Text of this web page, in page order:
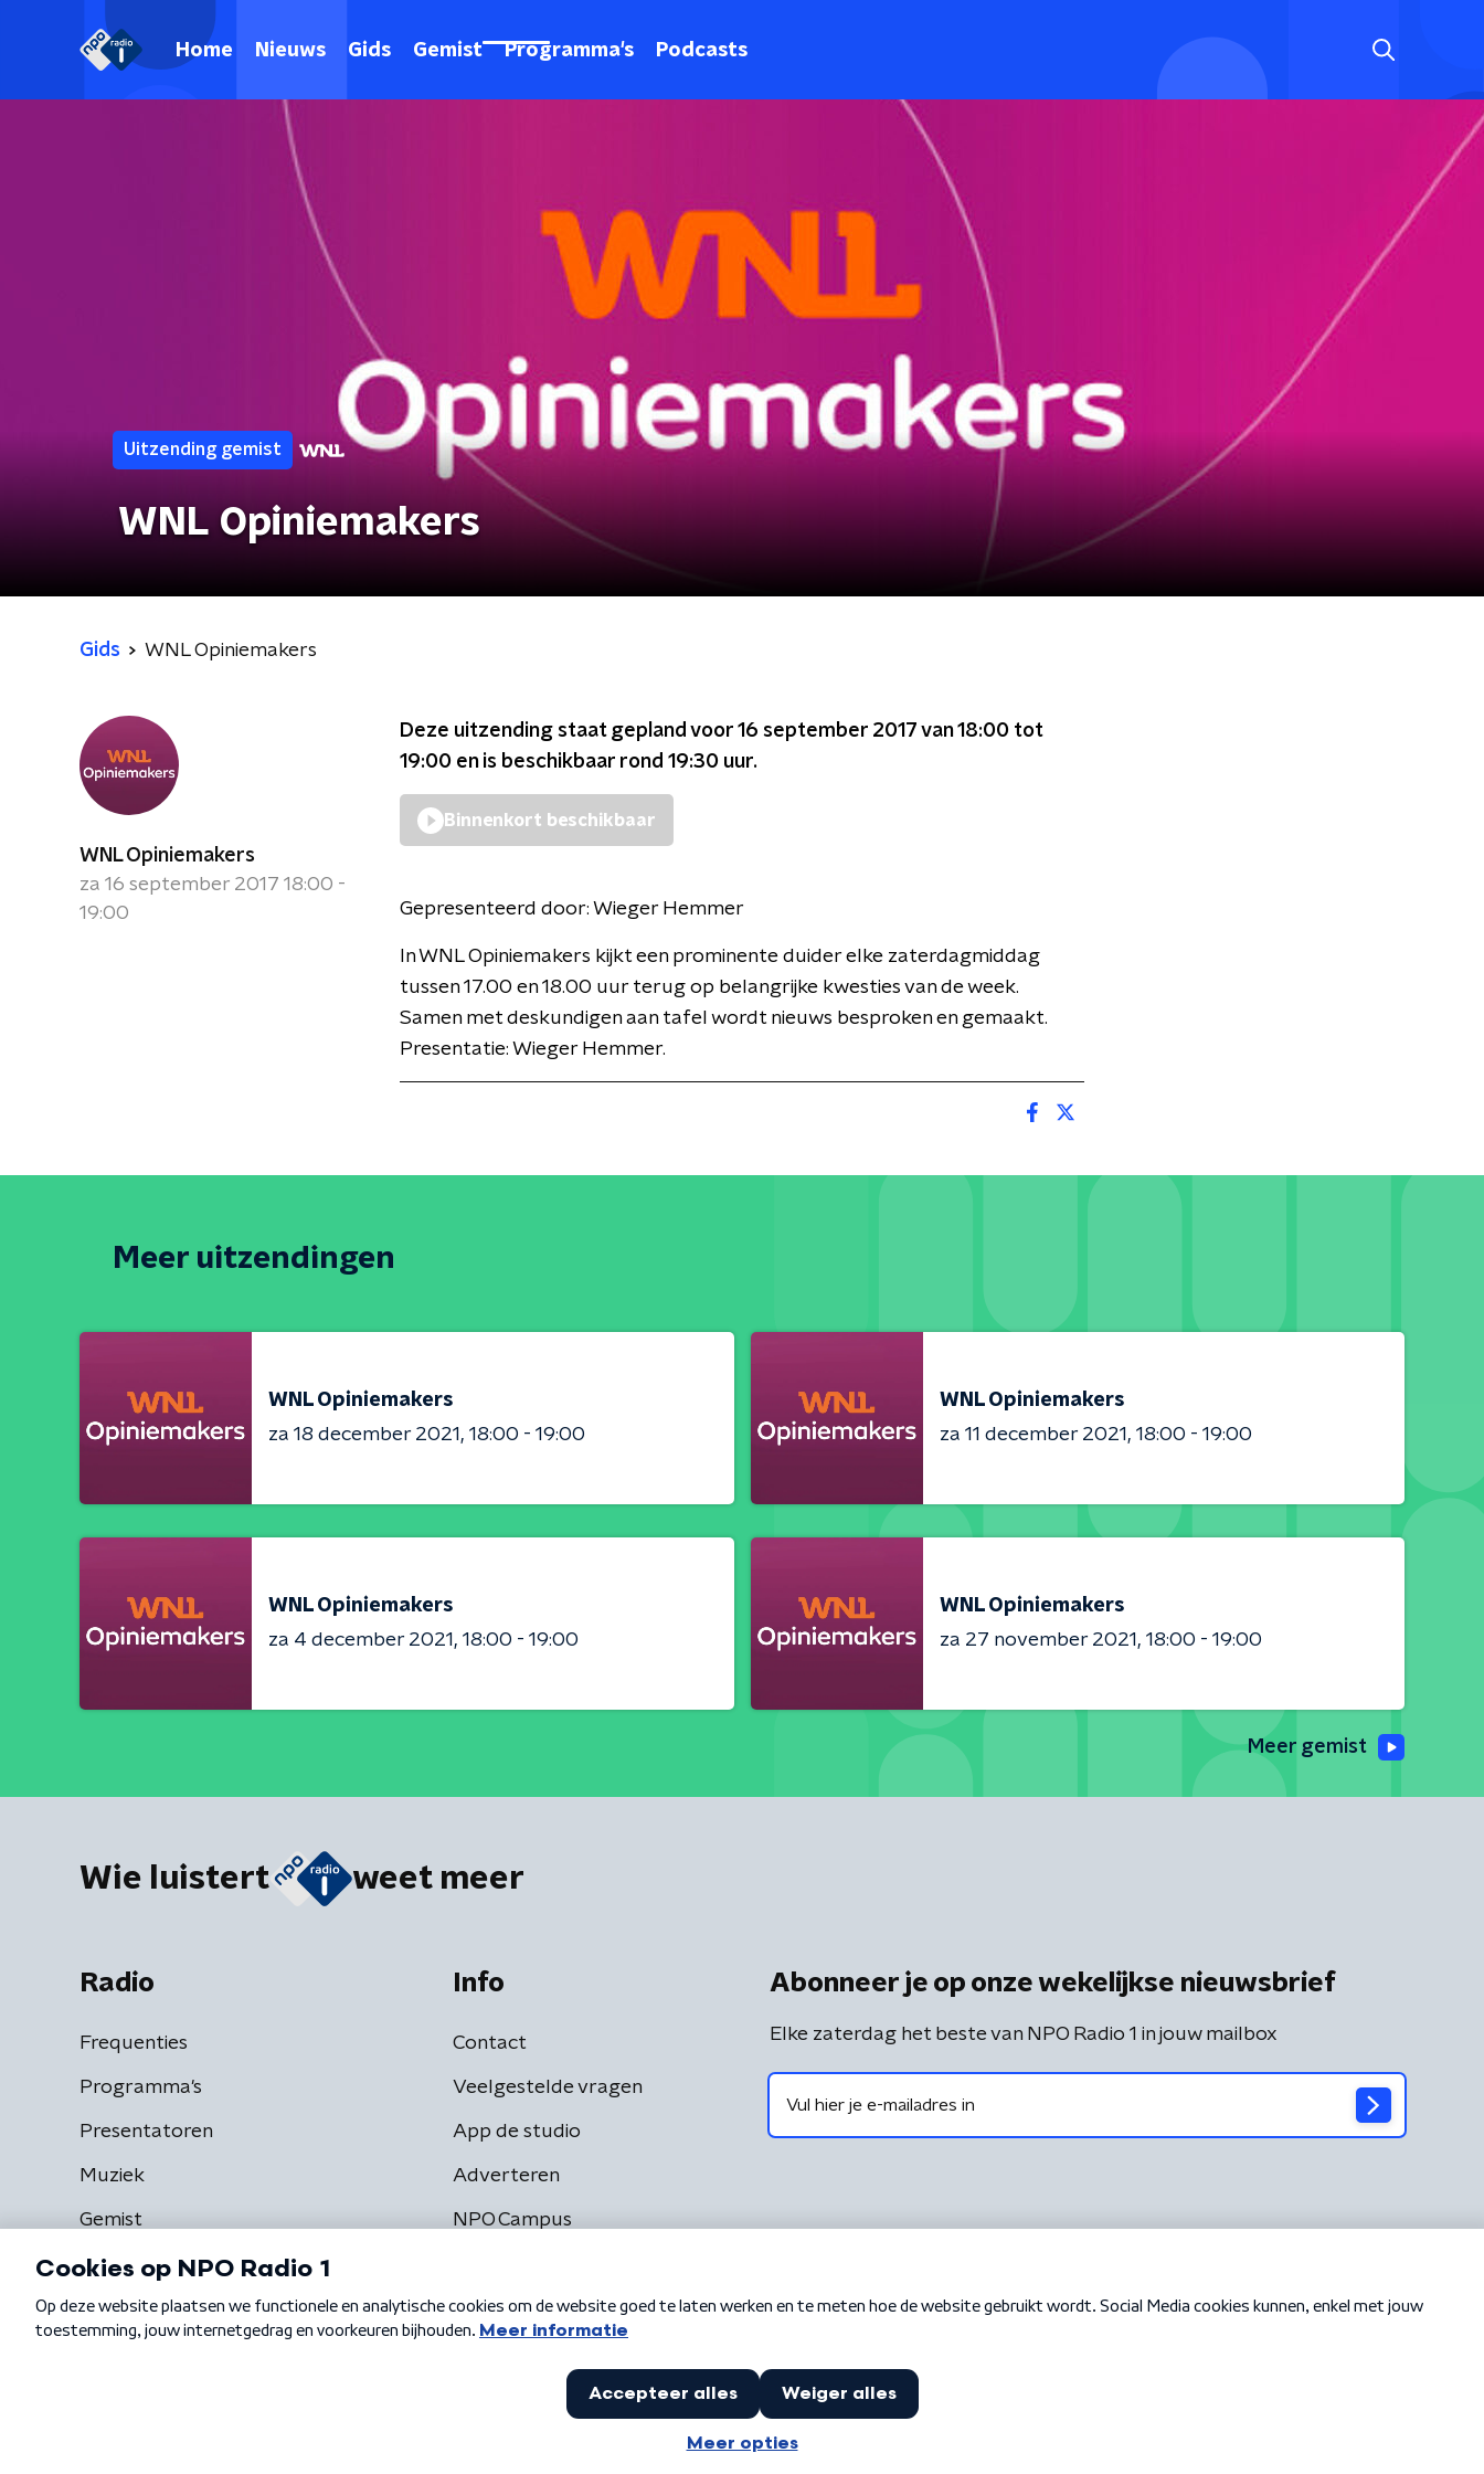
Home Nieuws Gids Gemist Programma's Podcasts
Uitzending gemist
WNL Opiniemakers
Gids WNL Opiniemakers
WNL Opiniemakers
za 16 september 2017 18:00 -
19:00
Deze uitzending staat gepland voor 16 september 2017 van 18:00 tot
19:00 en is beschikbaar rond 19:30 uur.
Binnenkort beschikbaar
Gepresenteerd door: Wieger Hemmer
In WNL Opiniemakers kijkt een prominente duider elke zaterdagmiddag
tussen 17.00 en 18.00 uur terug op belangrijke kwesties van de week.
Samen met deskundigen aan tafel wordt nieuws besproken en gemaakt.
Presentatie: Wieger Hemmer.
Meer uitzendingen
WNL Opiniemakers
za 18 december 2021
18:00 - 19:00
WNL Opiniemakers
za 11 december 2021
18:00 - 19:00
WNL Opiniemakers
za 4 december 2021
18:00 - 19:00
WNL Opiniemakers
za 27 november 2021
18:00 - 19:00
Meer gemist
Wie luistert weet meer
Radio
Frequenties
Programma's
Presentatoren
Muziek
Gemist
Info
Contact
Veelgestelde vragen
App de studio
Adverteren
NPO Campus
Abonneer je op onze wekelijkse nieuwsbrief
Elke zaterdag het beste van NPO Radio 1 in jouw mailbox
Algemene voorwaarden Privacybeleid